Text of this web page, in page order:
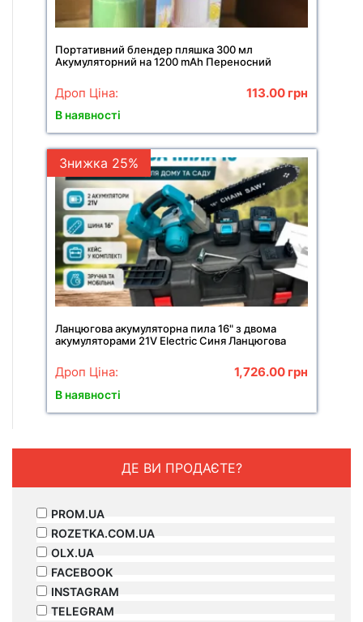
Портативний блендер пляшка 300 мл
Акумуляторний на 1200 mAh Переносний
Дроп Ціна: 113.00 грн
В наявності
Знижка 25%
Ланцюгова акумуляторна пила 16" з двома
акумуляторами 21V Electric Синя Ланцюгова
Дроп Ціна: 1,726.00 грн
В наявності
ДЕ ВИ ПРОДАЄТЕ?
PROM.UA
ROZETKA.COM.UA
OLX.UA
FACEBOOK
INSTAGRAM
TELEGRAM